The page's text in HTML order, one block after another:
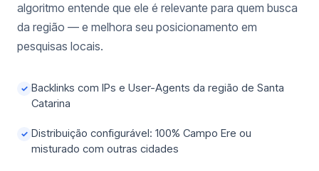
algoritmo entende que ele é relevante para quem busca
da região — e melhora seu posicionamento em
pesquisas locais.
✓ Backlinks com IPs e User-Agents da região de Santa
Catarina
✓ Distribuição configurável: 100% Campo Ere ou
misturado com outras cidades